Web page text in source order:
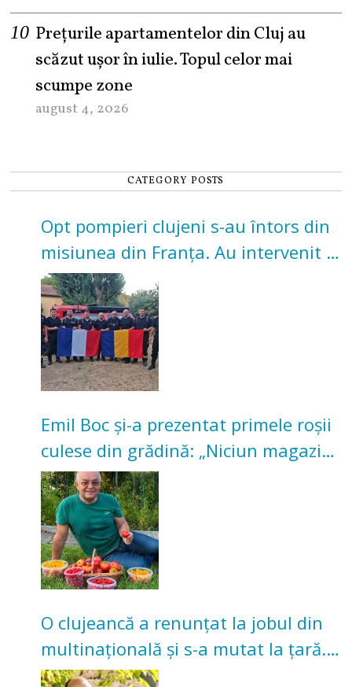
Prețurile apartamentelor din Cluj au
scăzut ușor în iulie. Topul celor mai
scumpe zone
august 4, 2026
CATEGORY POSTS
Opt pompieri clujeni s-au întors din
misiunea din Franța. Au intervenit la
incendii de vegetație și pădure
Emil Boc și-a prezentat primele roșii
culese din grădină: „Niciun magazin
nu poate oferi această satisfacție”
O clujeancă a renunțat la jobul din
multinațională și s-a mutat la țară.
Acum cultivă legume în grădina